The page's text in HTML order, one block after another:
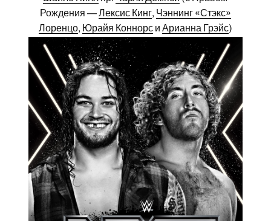
Рождения —Лексис Кинг, Чэннинг «Стэкс»
Лоренцо, Юрайя Коннорси Арианна Грэйс)